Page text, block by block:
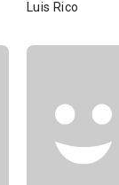
Luis Rico